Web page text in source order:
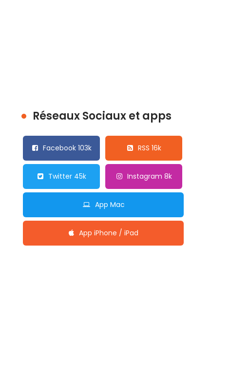
Réseaux Sociaux et apps
Facebook 103k RSS 16k
Twitter 45k Instagram 8k
App Mac
App iPhone / iPad